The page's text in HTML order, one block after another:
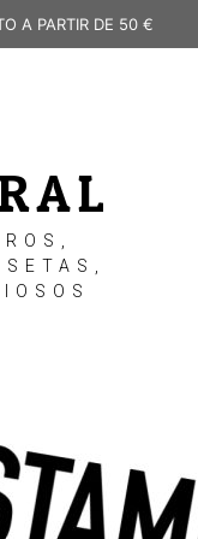
A PARTIR DE 50 €